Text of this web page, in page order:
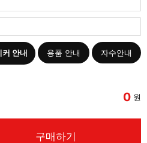
커 안내 용품 안내 자수안내
0 원
구매하기